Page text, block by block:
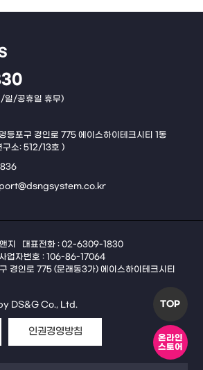
TOP
온라인
스토어
/공휴일 휴무)
등포구 경인로 775 에이스하이테크시티 1동
소: 512/13호 )
지
대표전화 : 02-6309-1830
업자번호 : 106-86-17064
경인로 775 (문래동3가) 에이스하이테크시티
DS&G Co., Ltd.
인권경영방침